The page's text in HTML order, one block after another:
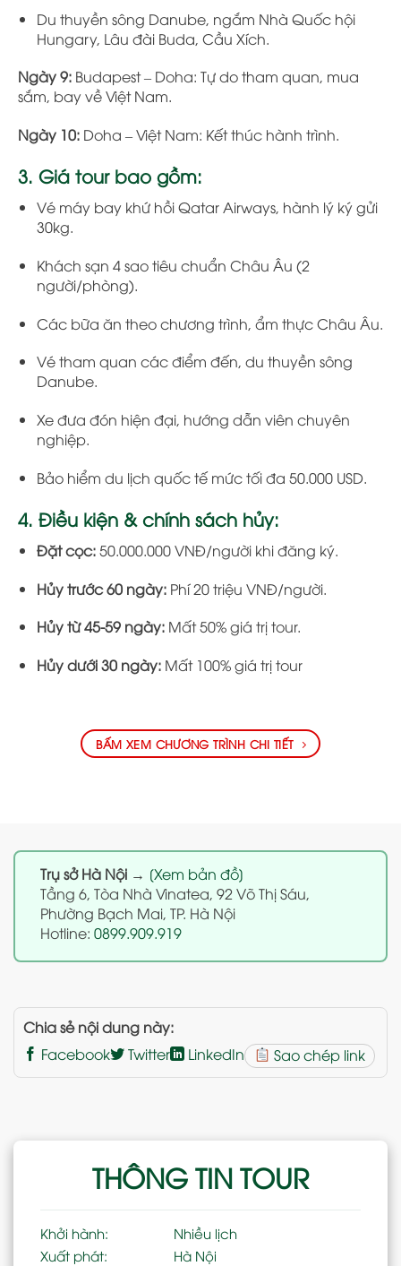
Du thuyền sông Danube, ngắm Nhà Quốc hội
Hungary, Lâu đài Buda, Cầu Xích.
Ngày 9: Budapest – Doha: Tự do tham quan, mua
sắm, bay về Việt Nam.
Ngày 10: Doha – Việt Nam: Kết thúc hành trình.
3. Giá tour bao gồm:
Vé máy bay khứ hồi Qatar Airways, hành lý ký gửi
30kg.
Khách sạn 4 sao tiêu chuẩn Châu Âu (2
người/phòng).
Các bữa ăn theo chương trình, ẩm thực Châu Âu.
Vé tham quan các điểm đến, du thuyền sông
Danube.
Xe đưa đón hiện đại, hướng dẫn viên chuyên
nghiệp.
Bảo hiểm du lịch quốc tế mức tối đa 50.000 USD.
4. Điều kiện & chính sách hủy:
Đặt cọc:50.000.000 VNĐ/người khi đăng ký.
Hủy trước 60 ngày:Phí 20 triệu VNĐ/người.
Hủy từ 45-59 ngày:Mất 50% giá trị tour.
Hủy dưới 30 ngày:Mất 100% giá trị tour
BẤM XEM CHƯƠNG TRÌNH CHI TIẾT
Trụ sở Hà Nội → [Xem bản đồ]
Tầng 6, Tòa Nhà Vinatea, 92 Võ Thị Sáu,
Phường Bạch Mai, TP. Hà Nội
Hotline: 0899.909.919
Chia sẻ nội dung này:
Facebook
Twitter LinkedIn Sao chép link
THÔNG TIN TOUR
Khởi hành:
Nhiều lịch
Xuất phát:
Hà Nội